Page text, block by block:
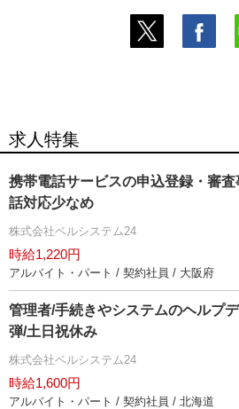
求人特集
携帯電話サービスの申込登録・審
話対応少なめ
株式会社ベルシステム24
時給1,220円
アルバイト・パート / 契約社員 / 大阪府
管理者/手続きやシステムのヘルプ
弾/土日祝休み
株式会社ベルシステム24
時給1,600円
アルバイト・パート / 契約社員 / 北海道